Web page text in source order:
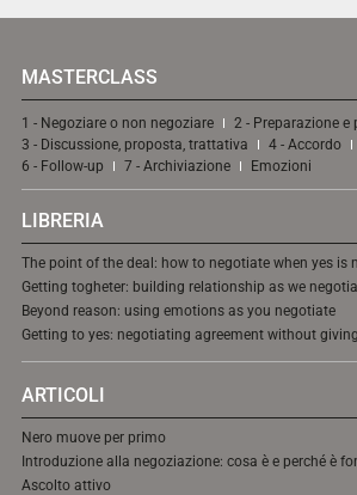
MASTERCLASS
1 - Negoziare o non negoziare
2 - Preparazione
3 - Discussione, proposta, trattativa
4 - Accordo
6 - Follow-up
7 - Archiviazione Emozioni
LIBRERIA
The point of the deal: how to negotiate when yes is
Getting togheter: building relationship as we
Beyond reason: using emotions as you negotiate
Getting to yes: negotiating agreement without
ARTICOLI
Nero muove per primo
Introduzione alla negoziazione: cosa è e perché è
Ascolto attivo